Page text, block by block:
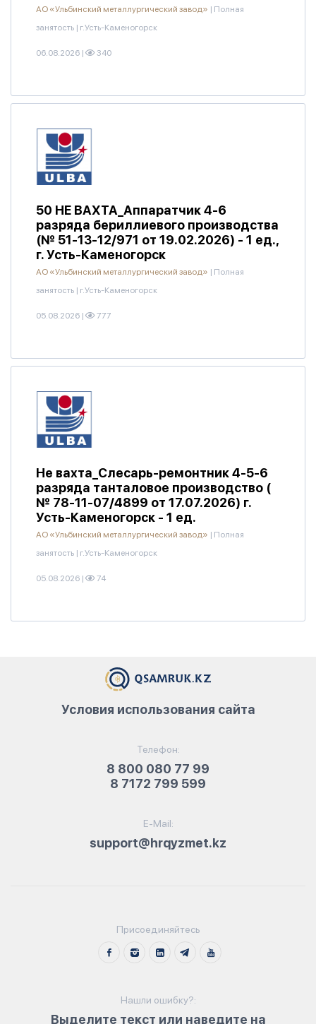
АО «Ульбинский металлургический завод» | Полная
занятость | г.Усть-Каменогорск
06.08.2026 | 340
50 НЕ ВАХТА_Аппаратчик 4-6
разряда бериллиевого производства
(№ 51-13-12/971 от 19.02.2026) - 1 ед.,
г. Усть-Каменогорск
АО «Ульбинский металлургический завод» | Полная
занятость | г.Усть-Каменогорск
05.08.2026 | 777
Не вахта_Слесарь-ремонтник 4-5-6
разряда танталовое производство (
№ 78-11-07/4899 от 17.07.2026) г.
Усть-Каменогорск - 1 ед.
АО «Ульбинский металлургический завод» | Полная
занятость | г.Усть-Каменогорск
05.08.2026 | 74
Телефон:
8 800 080 77 99
8 7172 799 599
E-Mail:
support@hrqyzmet.kz
Условия использования сайта
Присоединяйтесь
Нашли ошибку?:
Выделите текст или наведите на